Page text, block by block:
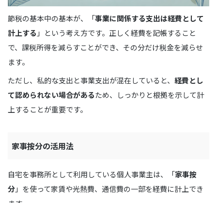
節税の基本中の基本が、「事業に関係する支出は経費として
計上する 」という考え方です。正しく経費を記帳すること
で、課税所得を減らすことができ、その分だけ税金を減らせ
ます。
ただし、私的な支出と事業支出が混在していると、 経費とし
て認められない場合があるため、しっかりと根拠を示して計
上することが重要です。
家事按分の活用法
自宅を事務所として利用している個人事業主は、「家事按
分」を使って家賃や光熱費、通信費の一部を経費に計上でき